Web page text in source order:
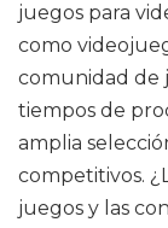
juegos para
como
comunidad de
tiempos de
amplia
competitivos.
juegos y las